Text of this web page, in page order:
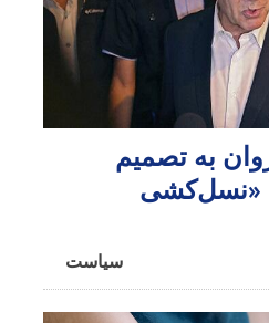
به تصمیم
«نسل‌کشی
سیاست